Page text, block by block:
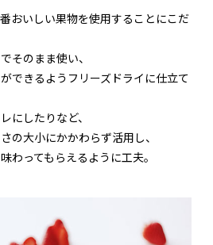
おいしい果物を使用することにこだ
そのまま使い、
できるようフリーズドライに仕立て
にしたりなど、
の大小にかかわらず活用し、
わってもらえるように工夫。